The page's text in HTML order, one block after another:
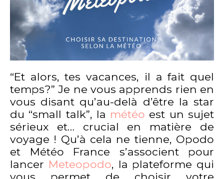
“Et alors, tes vacances, il a fait quel
temps?” Je ne vous apprends rien en
vous disant qu’au-delà d’être la star
du “small talk”, la météo est un sujet
sérieux et… crucial en matière de
voyage ! Qu’à cela ne tienne, Opodo
et Météo France s’associent pour
lancer Meteopodo, la plateforme qui